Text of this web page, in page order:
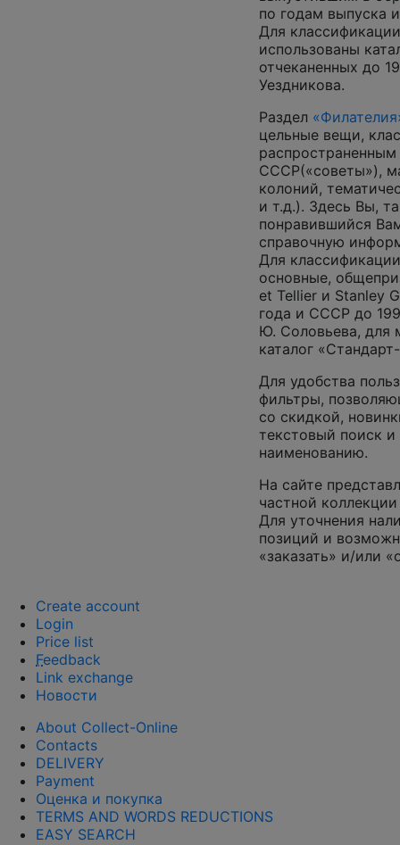
по годам выпуска
Для
использованы
отчеканенных до
Уездникова.
Раздел
цельные вещи,
СССР(«советы»),
колоний,
и т.д.). Здесь Вы,
понравившийся
справочную
Для
основные,
et Tellier и Stanley
года и СССР до
Ю. Соловьева, для
каталог
Для удобства
фильтры,
со скидкой,
текстовый поиск
наименованию.
На сайте
частной
Для уточнения
позиций и
«заказать» и/или
Create account
Login
Price list
Feedback
Link exchange
Новости
About Collect-Online
Contacts
DELIVERY
Payment
Оценка и покупка
TERMS AND WORDS REDUCTIONS
EASY SEARCH